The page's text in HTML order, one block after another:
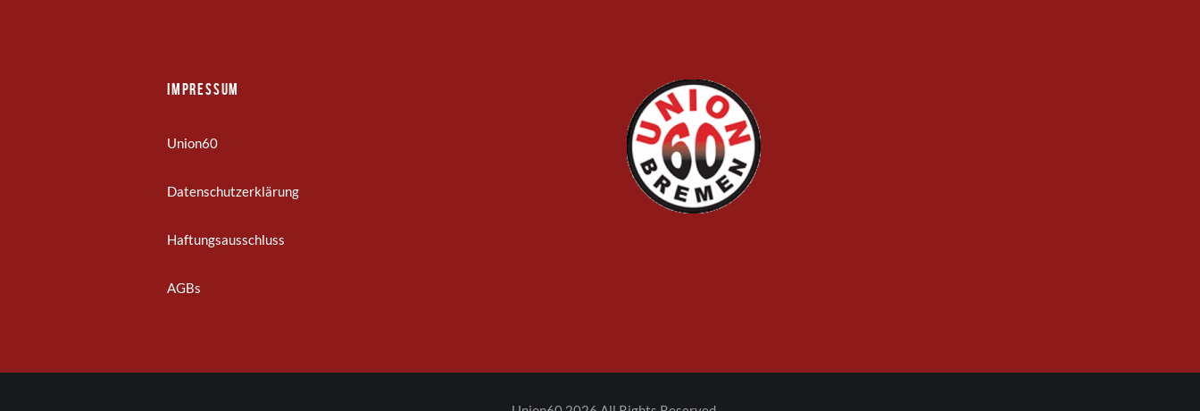
Impressum
Union60
Datenschutzerklärung
Haftungsausschluss
AGBs